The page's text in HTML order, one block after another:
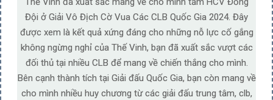
Đội ở Giải Vô Địch Cờ Vua Các CLB Quốc Gia 2024. Đây
được xem là kết quả xứng đáng cho những nỗ lực cố gắng
không ngừng nghỉ của Thế Vinh, bạn đã xuất sắc vượt các
đối thủ tại nhiều CLB để mang về chiến thắng cho mình.
Bên cạnh thành tích tại Giải đấu Quốc Gia, bạn còn mang về
cho mình nhiều huy chương từ các giải đấu trung tâm, clb,